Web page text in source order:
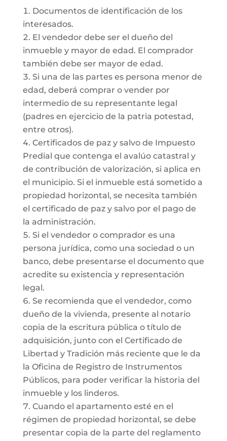
Documentos de identificación de los
interesados.
El vendedor debe ser el dueño del
inmueble y mayor de edad. El comprador
también debe ser mayor de edad.
Si una de las partes es persona menor de
edad, deberá comprar o vender por
intermedio de su representante legal
(padres en ejercicio de la patria potestad,
entre otros).
Certificados de paz y salvo de Impuesto
Predial que contenga el avalúo catastral y
de contribución de valorización, si aplica en
el municipio. Si el inmueble está sometido a
propiedad horizontal, se necesita también
el certificado de paz y salvo por el pago de
la administración.
Si el vendedor o comprador es una
persona jurídica, como una sociedad o un
banco, debe presentarse el documento que
acredite su existencia y representación
legal.
Se recomienda que el vendedor, como
dueño de la vivienda, presente al notario
copia de la escritura pública o título de
adquisición, junto con el Certificado de
Libertad y Tradición más reciente que le da
la Oficina de Registro de Instrumentos
Públicos, para poder verificar la historia del
inmueble y los linderos.
Cuando el apartamento esté en el
régimen de propiedad horizontal, se debe
presentar copia de la parte del reglamento